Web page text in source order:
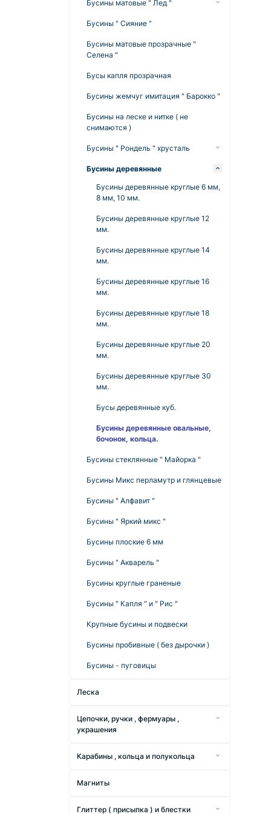
мм
Бусины матовые " Лед "
Бусины " Сияние "
Бусины матовые прозрачные "
Селена "
Бусы капля прозрачная
Бусины жемчуг имитация " Барокко "
Бусины на леске и нитке ( не
снимаются )
Бусины " Рондель " хрусталь
Бусины Рондель 6 мм
Бусины деревянные
Бусины деревянные круглые 6 мм,
8 мм, 10 мм.
Бусины деревянные круглые 12
мм.
Бусины деревянные круглые 14
мм.
Бусины деревянные круглые 16
мм.
Бусины деревянные круглые 18
мм.
Бусины деревянные круглые 20
мм.
Бусины деревянные круглые 30
мм.
Бусы деревянные куб.
Бусины деревянные овальные,
бочонок, кольца.
Бусины стеклянные " Майорка "
Бусины Микс перламутр и глянцевые
Бусины " Алфавит "
Бусины " Яркий микс "
Бусины плоские 6 мм
Бусины " Акварель "
Бусины круглые граненые
Бусины " Капля " и " Рис "
Крупные бусины и подвески
Бусины пробивные ( без дырочки )
Бусины - пуговицы
Леска
Цепочки, ручки , фермуары ,
украшения
Фурнитура для бижутерии
Комплект цепочка с карабином
Карабины , кольца и полукольца
Магниты
Глиттер ( присыпка ) и блестки